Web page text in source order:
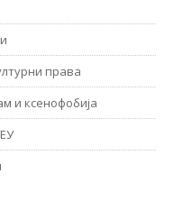
на Обединето
Британската амбасада
наведени во оваа
секогаш мислењата и
Влада.права
и ксенофобија